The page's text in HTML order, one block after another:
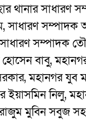
থানার সাধারণ
সাধারণ
সাধারণ সম্পাদক
বাবু,
মহানগর যুব
ইয়াসমিন নিলু,
মুবিন সবুজ